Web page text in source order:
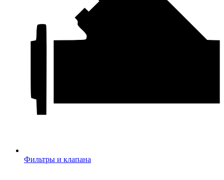
Фильтры и клапана